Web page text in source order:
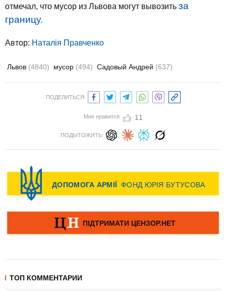
отмечал, что мусор из Львова могут вывозить за
границу.
Автор: Наталія Правченко
Львов (4840) мусор (494) Садовый Андрей (637)
ПОДЕЛИТЬСЯ:
Мне нравится 11
ПОДЫТОЖИТЬ:
ТОП КОММЕНТАРИИ